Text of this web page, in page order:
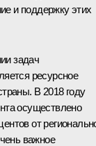
и поддержку этих
задач
ресурсное
В 2018 году
осуществлено
от
важное